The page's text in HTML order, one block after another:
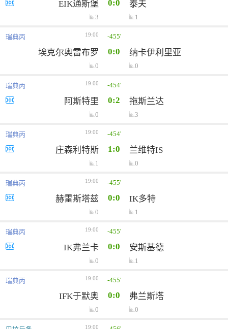
EIK通斯堡 0:0 泰夫
3 1
瑞典丙 19:00 -455'
埃克尔奥雷布罗 0:0 纳卡伊利里亚
0 0
瑞典丙 19:00 -454'
阿斯特里 0:2 拖斯兰达
0 3
瑞典丙 19:00 -454'
庄森利特斯 1:0 兰维特IS
1 0
瑞典丙 19:00 -455'
赫雷斯塔兹 0:0 IK多特
0 1
瑞典丙 19:00 -455'
IK弗兰卡 0:0 安斯基德
0 1
瑞典丙 19:00 -455'
IFK于默奥 0:0 弗兰斯塔
0 0
19:00